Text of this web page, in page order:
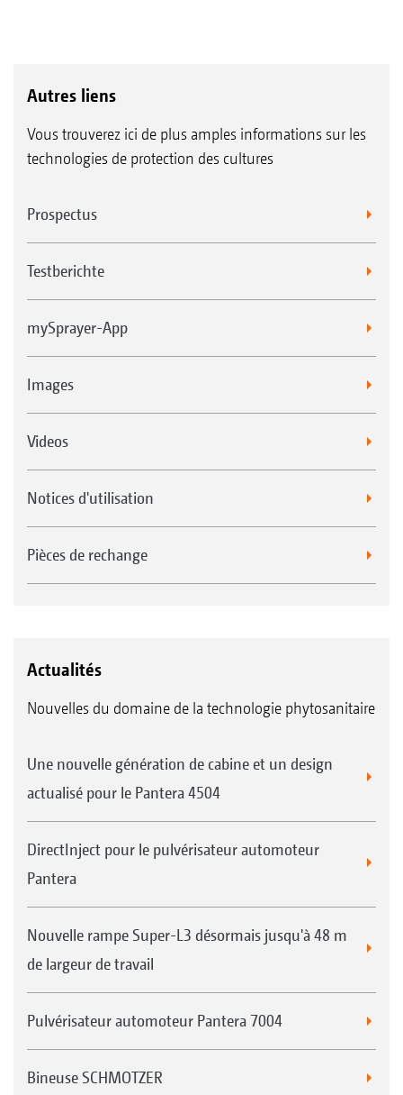
Autres liens
Vous trouverez ici de plus amples informations sur les
technologies de protection des cultures
Prospectus
Testberichte
mySprayer-App
Images
Videos
Notices d'utilisation
Pièces de rechange
Actualités
Nouvelles du domaine de la technologie phytosanitaire
Une nouvelle génération de cabine et un design
actualisé pour le Pantera 4504
DirectInject pour le pulvérisateur automoteur
Pantera
Nouvelle rampe Super-L3 désormais jusqu'à 48 m
de largeur de travail
Pulvérisateur automoteur Pantera 7004
Bineuse SCHMOTZER